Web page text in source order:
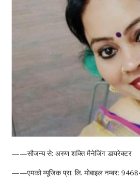
——सौजन्य से: अरुण शक्ति मैनेजिंग डायरेक्टर
——एमको म्यूजिक प्रा. लि. मोबाइल नम्बर: